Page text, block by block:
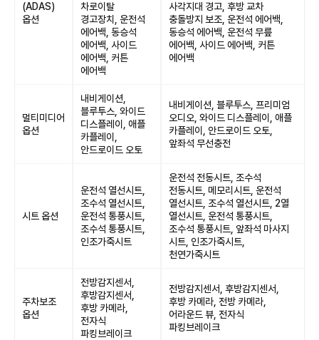
(ADAS)
옵션
차로이탈
경고장치, 운전석
에어백, 동승석
에어백, 사이드
에어백, 커튼
에어백
사각지대 경고, 후방 교차
충돌방지 보조, 운전석 에어백,
동승석 에어백, 운전석 무릎
에어백, 사이드 에어백, 커튼
에어백
멀티미디어
옵션
내비게이션,
블루투스, 와이드
디스플레이, 애플
카플레이,
안드로이드 오토
내비게이션, 블루투스, 프리미엄
오디오, 와이드 디스플레이, 애플
카플레이, 안드로이드 오토,
앞좌석 무선충전
시트 옵션
운전석 열선시트,
조수석 열선시트,
운전석 통풍시트,
조수석 통풍시트,
인조가죽시트
운전석 전동시트, 조수석
전동시트, 메모리시트, 운전석
열선시트, 조수석 열선시트, 2열
열선시트, 운전석 통풍시트,
조수석 통풍시트, 앞좌석 마사지
시트, 인조가죽시트,
천연가죽시트
주차보조
옵션
전방감지센서,
후방감지센서,
후방 카메라,
전자식
파킹브레이크
전방감지센서, 후방감지센서,
후방 카메라, 전방 카메라,
어라운드 뷰, 전자식
파킹브레이크